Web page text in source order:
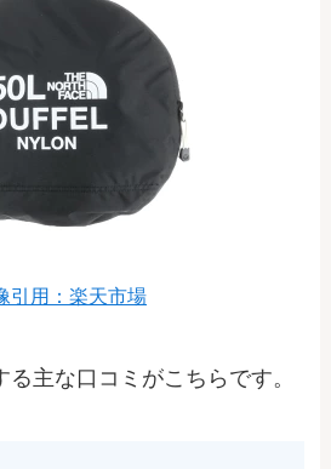
引用：楽天市場
主な口コミがこちらです。